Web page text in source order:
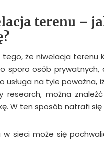
terenu –
że niwelacja terenu
sporo osób prywatnych,
usługa na tyle poważna,
research, można
W ten sposób natrafi się
w sieci może się